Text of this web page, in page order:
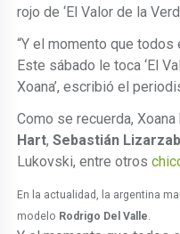
rojo de ‘El Valor de la
“Y el momento que todos
Este sábado le toca ‘El
Xoana’, escribió el
Como se recuerda,
Hart,Sebastián
Lukovski, entre otros
En la actualidad, la argentina
modelo Rodrigo Del Valle